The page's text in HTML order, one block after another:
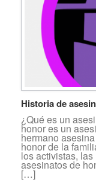
Historia de
¿Qué es un
honor es un
hermano
honor de la
los activistas,
asesinatos de
[…]